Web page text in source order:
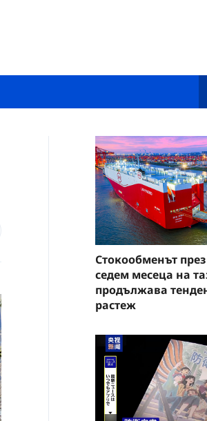
Стокообменът
седем месеца на
продължава
растеж